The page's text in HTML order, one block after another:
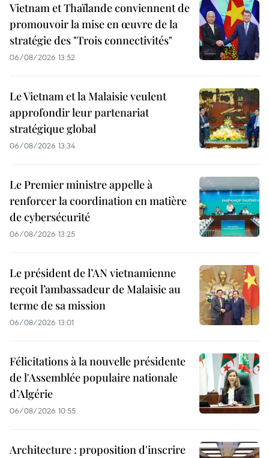
Vietnam et Thaïlande conviennent de
promouvoir la mise en œuvre de la
stratégie des "Trois connectivités"
06/08/2026 13:52
Le Vietnam et la Malaisie veulent
approfondir leur partenariat
stratégique global
06/08/2026 13:34
Le Premier ministre appelle à
renforcer la coordination en matière
de cybersécurité
06/08/2026 13:25
Le président de l’AN vietnamienne
reçoit l’ambassadeur de Malaisie au
terme de sa mission
06/08/2026 13:01
Félicitations à la nouvelle présidente
de l'Assemblée populaire nationale
d’Algérie
06/08/2026 10:55
Architecture : proposition d'inscrire